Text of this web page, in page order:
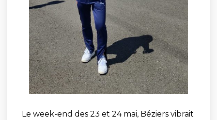
Le week-end des 23 et 24 mai, Béziers vibrait